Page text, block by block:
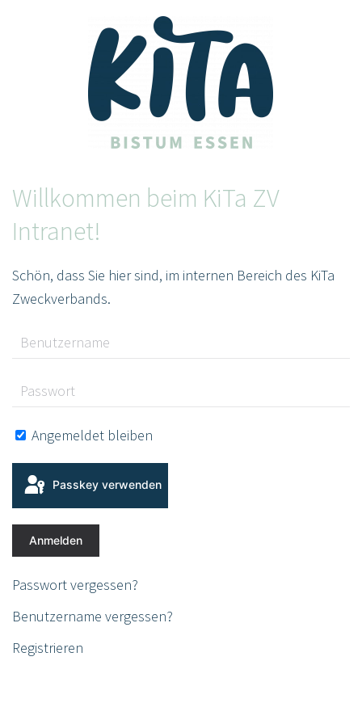
Willkommen beim KiTa ZV
Intranet!
Schön, dass Sie hier sind, im internen Bereich des KiTa
Zweckverbands.
Angemeldet bleiben
Passkey verwenden
Anmelden
Passwort vergessen?
Benutzername vergessen?
Registrieren